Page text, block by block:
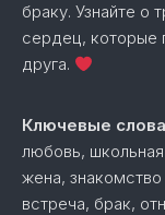
браку. Узнайте о
сердец, которые
друга.
Ключевые
любовь,
жена,
встреча, брак,